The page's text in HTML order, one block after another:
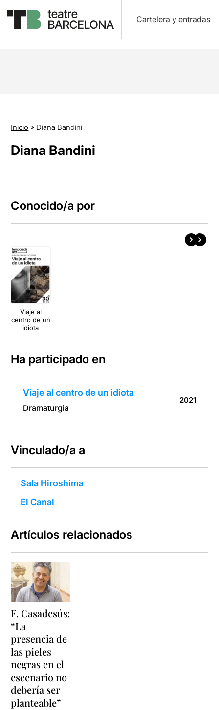
Cartelera y entradas
Inicio » Diana Bandini
Diana Bandini
Conocido/a por
Viaje al
centro de un
idiota
Ha participado en
Viaje al centro de un idiota
Dramaturgia
2021
Vinculado/a a
Sala Hiroshima
El Canal
Artículos relacionados
F. Casadesús:
“La
presencia de
las pieles
negras en el
escenario no
debería ser
planteable”